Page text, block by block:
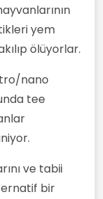
yem
ölüyorlar.
nano
tee
ve tabii
bir